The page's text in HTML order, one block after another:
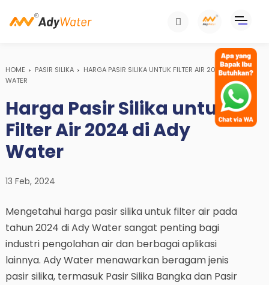
HOME PASIR SILIKA
HARGA PASIR SILIKA UNTUK FILTER AIR 2024 DI ADY
WATER
Harga Pasir Silika untuk
Filter Air 2024 di Ady
Water
13 Feb, 2024
Mengetahui harga pasir silika untuk filter air pada
tahun 2024 di Ady Water sangat penting bagi
industri pengolahan air dan berbagai aplikasi
lainnya. Ady Water menawarkan beragam jenis
pasir silika, termasuk Pasir Silika Bangka dan Pasir